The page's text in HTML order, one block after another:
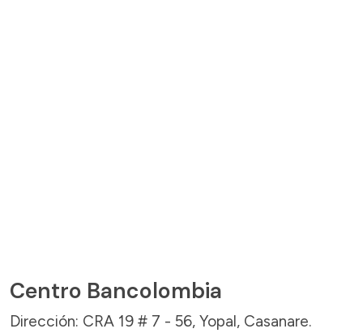
Centro Bancolombia
Dirección: CRA 19 # 7 - 56, Yopal, Casanare.